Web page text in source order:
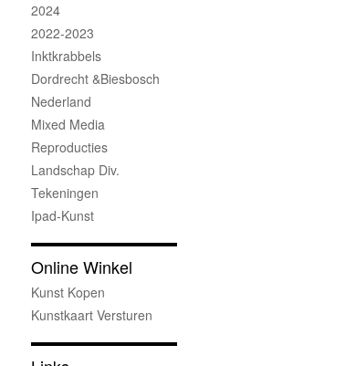
2024
2022-2023
Inktkrabbels
Dordrecht &Biesbosch
Nederland
Mixed Media
Reproducties
Landschap Div.
Tekeningen
Ipad-Kunst
Online Winkel
Kunst Kopen
Kunstkaart Versturen